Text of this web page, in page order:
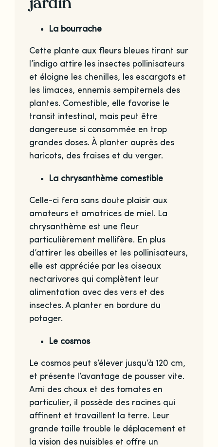
La bourrache
Cette plante aux fleurs bleues tirant sur
l’indigo attire les insectes pollinisateurs
et éloigne les chenilles, les escargots et
les limaces, ennemis sempiternels des
plantes. Comestible, elle favorise le
transit intestinal, mais peut être
dangereuse si consommée en trop
grandes doses. À planter auprès des
haricots, des fraises et du verger.
La chrysanthème comestible
Celle-ci fera sans doute plaisir aux
amateurs et amatrices de miel. La
chrysanthème est une fleur
particulièrement mellifère. En plus
d’attirer les abeilles et les pollinisateurs,
elle est appréciée par les oiseaux
nectarivores qui complètent leur
alimentation avec des vers et des
insectes. A planter en bordure du
potager.
Le cosmos
Le cosmos peut s’élever jusqu’à 120 cm,
et présente l’avantage de pousser vite.
Ami des choux et des tomates en
particulier, il possède des racines qui
affinent et travaillent la terre. Leur
grande taille trouble le déplacement et
la vision des nuisibles et offre un